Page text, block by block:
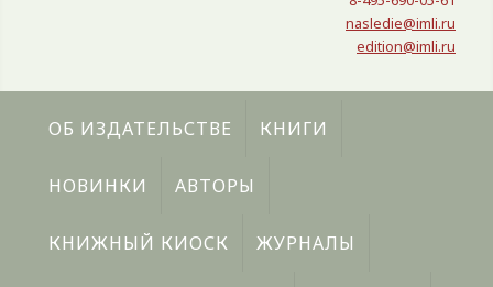
nasledie@imli.ru
edition@imli.ru
ОБ ИЗДАТЕЛЬСТВЕ КНИГИ
НОВИНКИ АВТОРЫ
КНИЖНЫЙ КИОСК ЖУРНАЛЫ